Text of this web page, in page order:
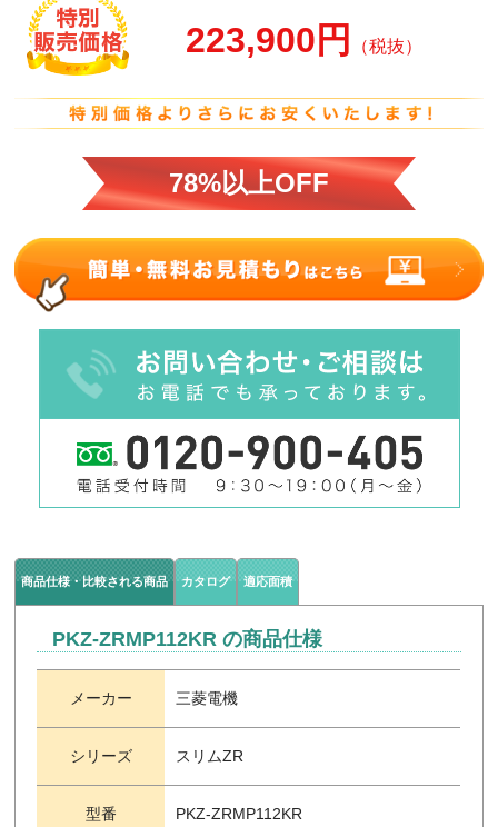
223,900円 （税抜）
78%以上OFF
商品仕様・比較される商品 カタログ 適応面積
PKZ-ZRMP112KR の商品仕様
メーカー 三菱電機
シリーズ スリムZR
型番 PKZ-ZRMP112KR